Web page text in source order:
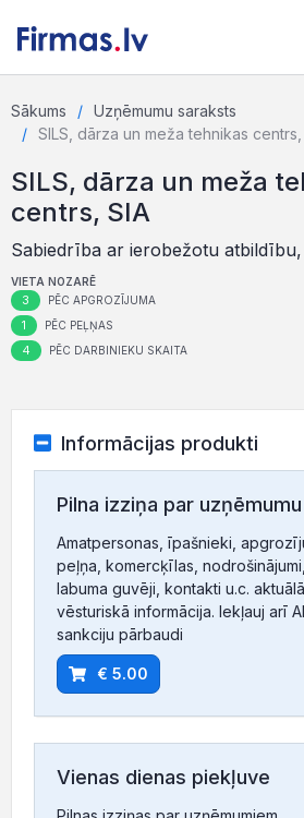
Sākums
Uzņēmumu saraksts
SILS, dārza un meža tehnikas centrs,
SILS, dārza un meža
centrs, SIA
Sabiedrība ar ierobežotu atbildību,
VIETA NOZARĒ
3 PĒC APGROZĪJUMA
1 PĒC PEĻŅAS
4 PĒC DARBINIEKU SKAITA
Informācijas produkti
Pilna izziņa par uzņēmumu
Amatpersonas, īpašnieki,
peļņa, komercķīlas,
labuma guvēji, kontakti u.c. aktuālā,
vēsturiskā informācija. Iekļauj arī
sankciju pārbaudi
€ 5.00
Vienas dienas piekļuve